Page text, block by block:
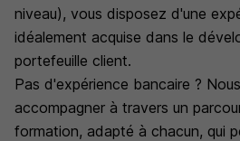
niveau), vous disposez d'une
idéalement acquise dans le
portefeuille client.
Pas d'expérience bancaire ?
accompagner à travers un
formation, adapté à chacun, qui